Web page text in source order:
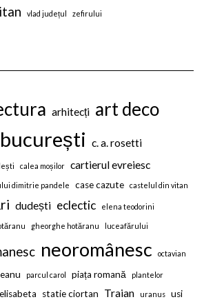
vlad județul zefirului
arhitecți art deco
bucurești c. a. rosetti
calea moșilor cartierul evreiesc
dimitrie pandele case cazute castelul din vitan
dudești eclectic elena teodorini
gheorghe hotăranu luceafărului
neoromânesc octavian
parcul carol piața romană plantelor
statie ciortan Traian uranus usi